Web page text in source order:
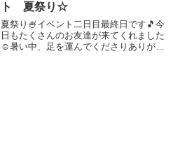
ト 夏祭り☆
夏祭り🍧イベント二日目最終日です🎵今
日もたくさんのお友達が来てくれました
☺暑い中、足を運んでくださりありがと